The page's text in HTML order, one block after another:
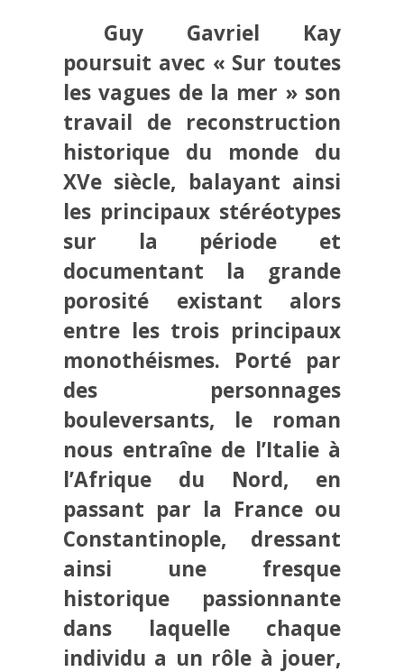
Guy Gavriel Kay
poursuit avec « Sur toutes
les vagues de la mer » son
travail de reconstruction
historique du monde du
XVe siècle, balayant ainsi
les principaux stéréotypes
sur la période et
documentant la grande
porosité existant alors
entre les trois principaux
monothéismes. Porté par
des personnages
bouleversants, le roman
nous entraîne de l’Italie à
l’Afrique du Nord, en
passant par la France ou
Constantinople, dressant
ainsi une fresque
historique passionnante
dans laquelle chaque
individu a un rôle à jouer,